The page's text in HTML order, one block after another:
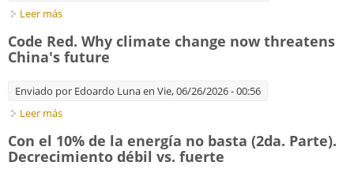
Leer más
crime
Code Red. Why climate change now threatens
China's future
Enviado por Edoardo Lunaen Vie, 06/26/2026 - 00:56
Leer más
Con el 10% de la energía no basta (2da. Parte).
Decrecimiento débil vs. fuerte